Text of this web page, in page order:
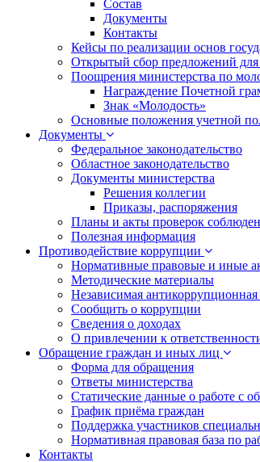
Состав
Документы
Контакты
Кейсы по реализации основ
Открытый сбор предложений
Поощрения министерства по
Награждение Почетной
Знак «Молодость»
Основные положения учетной
Документы
Федеральное законодательство
Областное законодательство
Документы министерства
Решения коллегии
Приказы, распоряжения
Планы и акты проверок
Полезная информация
Противодействие коррупции
Нормативные правовые и иные
Методические материалы
Независимая
Сообщить о коррупции
Сведения о доходах
О привлечении к
Обращение граждан и иных лиц
Форма для обращения
Ответы министерства
Статические данные о работе с
График приёма граждан
Поддержка участников
Нормативная правовая база по
Контакты